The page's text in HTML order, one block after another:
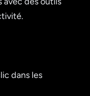
dans les